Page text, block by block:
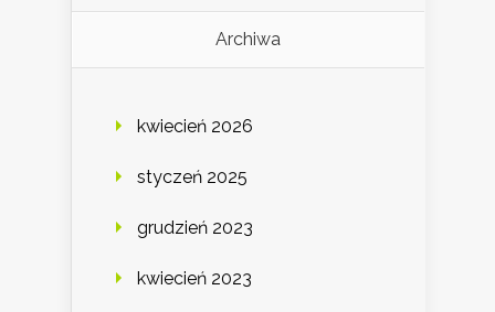
Archiwa
kwiecień 2026
styczeń 2025
grudzień 2023
kwiecień 2023